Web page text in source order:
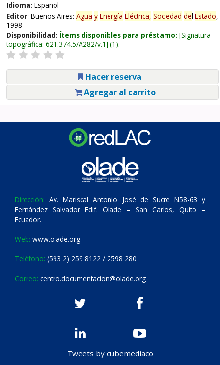
Idioma: Español
Editor: Buenos Aires: Agua y Energía Eléctrica, Sociedad del Estado,
1998
Disponibilidad: Ítems disponibles para préstamo: Signatura
topográfica: 621.374.5/A282/v.1 (1).
Hacer reserva
Agregar al carrito
Dirección: Av. Mariscal Antonio José de Sucre N58-63 y
Fernández Salvador Edif. Olade – San Carlos, Quito –
Ecuador.
Web: www.olade.org
Teléfono: (593 2) 259 8122 / 2598 280
Correo: centro.documentacion@olade.org
Tweets by cubemediaco